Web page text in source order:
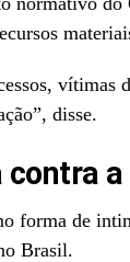
vítimas
disse.
forma de
Brasil.